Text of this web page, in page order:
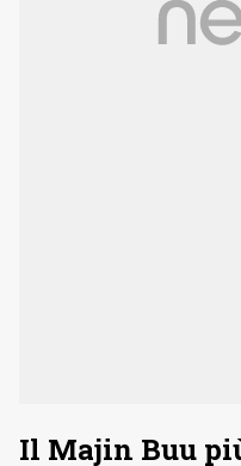
Il Majin Buu